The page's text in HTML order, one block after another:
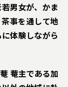
男女が、かま
事を通して地
体験しながら
菴主である加